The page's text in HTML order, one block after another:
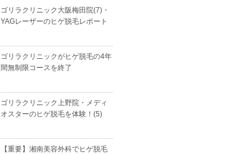
ゴリラクリニック大阪梅田院(7)・
YAGレーザーのヒゲ脱毛レポート
ゴリラクリニックがヒゲ脱毛の4年
間無制限コースを終了
ゴリラクリニック上野院・メディ
オスターのヒゲ脱毛を体験！(5)
【重要】湘南美容外科でヒゲ脱毛